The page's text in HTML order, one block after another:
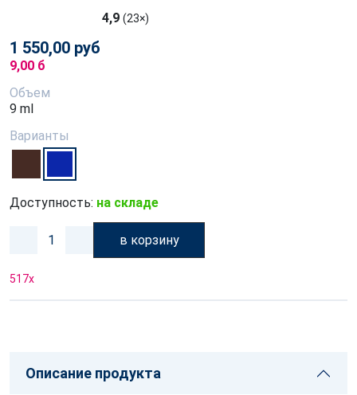
4,9 (23×)
1 550,00 руб
9,00 б
Объем
9 ml
Варианты
Доступность: на складе
в корзину
517x
Описание продукта